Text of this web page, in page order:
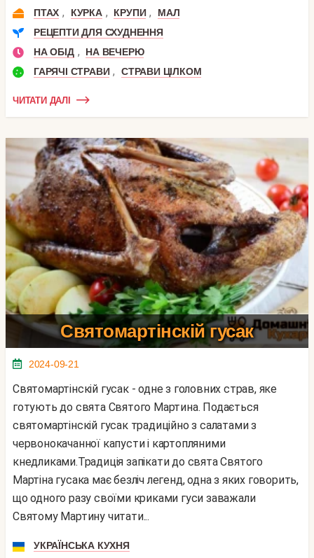
ПТАХ , КУРКА , КРУПИ ,
МАЛ
РЕЦЕПТИ ДЛЯ СХУДНЕННЯ
НА ОБІД ,
НА ВЕЧЕРЮ
ГАРЯЧІ СТРАВИ , СТРАВИ ЦІЛКОМ
ЧИТАТИ ДАЛІ
Святомартінскій гусак
2024-09-21
Святомартінскій гусак - одне з головних страв, яке
готують до свята Святого Мартина. Подається
святомартінскій гусак традиційно з салатами з
червонокачанної капусти і картопляними
кнедликами.Традиція запікати до свята Святого
Мартіна гусака має безліч легенд, одна з яких говорить,
що одного разу своїми криками гуси заважали
Святому Мартину читати...
УКРАЇНСЬКА КУХНЯ